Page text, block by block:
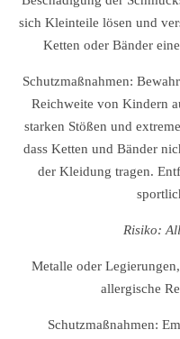
sich Kleinteile lösen und
Ketten oder Bänder
Schutzmaßnahmen:
Reichweite von Kindern
starken Stößen und
dass Ketten und Bänder
der Kleidung tragen.
Risiko:
Metalle oder
allergische
Schutzmaßnahmen: